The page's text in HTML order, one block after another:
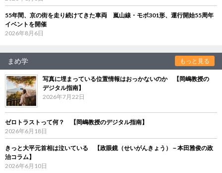
55年間、京の街を走り続けてきた車両 嵐山線・モボ301形、運行開始55周年
イベントを開催
2026年8月6日
まめ学 もっと見る
写真に埋まっている位置情報はおっかないのか 【岡嶋教授の
デジタル指南】
2026年7月22日
ゼロトラストって何？ 【岡嶋教授のデジタル指南】
2026年6月18日
きっと大平元首相は泣いている 【政眼鏡（せいがんきょう）－本田雅俊の政
治コラム】
2026年6月10日